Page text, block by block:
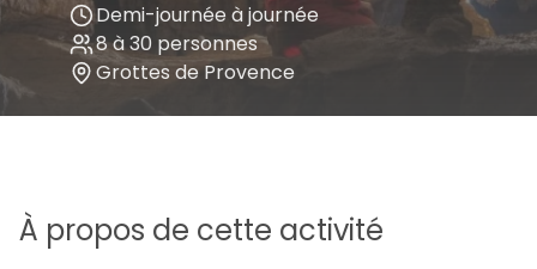
Demi-journée à journée
8 à 30 personnes
Grottes de Provence
À propos de cette activité